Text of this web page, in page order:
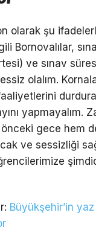
olarak şu
Bornovalılar,
ve sınav
olalım.
yapmayalım.
gece hem
ve sessizliği
Büyükşehir’in